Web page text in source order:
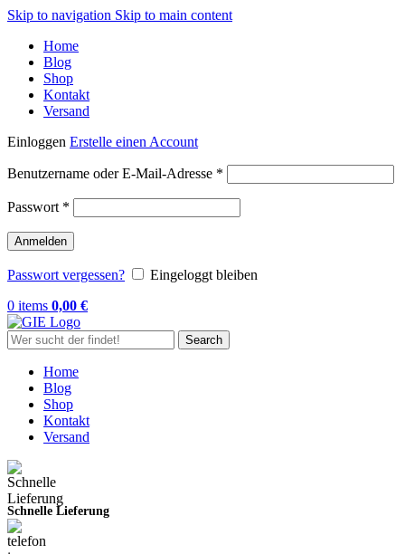
Skip to navigation Skip to main content
Home
Blog
Shop
Kontakt
Versand
Einloggen Erstelle einen Account
Benutzername oder E-Mail-Adresse *
Passwort *
Anmelden
Passwort vergessen?
Eingeloggt bleiben
0 items 0,00 €
Search
Home
Blog
Shop
Kontakt
Versand
Schnelle Lieferung